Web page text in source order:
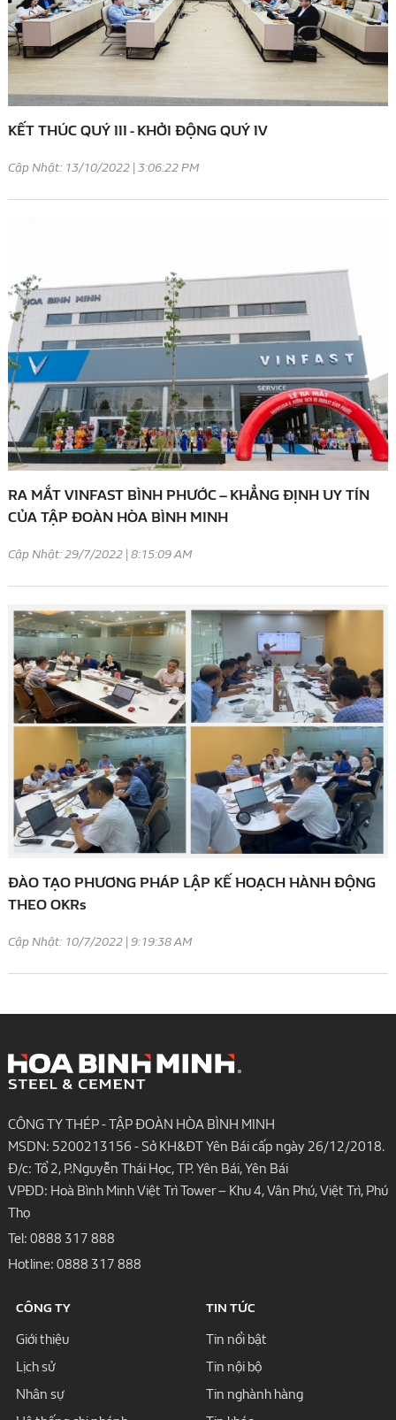
KẾT THÚC QUÝ III - KHỞI ĐỘNG QUÝ IV
Cập Nhật: 13/10/2022 | 3:06:22 PM
RA MẮT VINFAST BÌNH PHƯỚC – KHẲNG ĐỊNH UY TÍN
CỦA TẬP ĐOÀN HÒA BÌNH MINH
Cập Nhật: 29/7/2022 | 8:15:09 AM
ĐÀO TẠO PHƯƠNG PHÁP LẬP KẾ HOẠCH HÀNH ĐỘNG
THEO OKRs
Cập Nhật: 10/7/2022 | 9:19:38 AM
CÔNG TY THÉP - TẬP ĐOÀN HÒA BÌNH MINH
MSDN: 5200213156 - Sở KH&ĐT Yên Bái cấp ngày 26/12/2018.
Đ/c: Tổ 2, P.Nguyễn Thái Học, TP. Yên Bái, Yên Bái
VPĐD: Hoà Bình Minh Việt Trì Tower – Khu 4, Vân Phú, Việt Trì, Phú
Thọ
Tel: 0888 317 888
Hotline: 0888 317 888
CÔNG TY
Giới thiệu
Lịch sử
Nhân sự
TIN TỨC
Tin nổi bật
Tin nội bộ
Tin nghành hàng